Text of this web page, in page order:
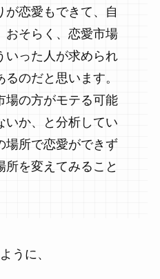
が恋愛もできて、自
おそらく、恋愛市場
いった人が求められ
のだと思います。
場の方がモテる可能
いか、と分析してい
場所で恋愛ができず
所を変えてみること
うに、